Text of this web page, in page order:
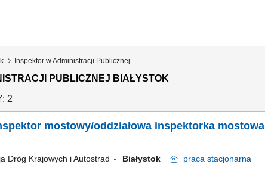
Inspektor w Administracji Publicznej
PUBLICZNEJ BIAŁYSTOK
2
mostowy/oddziałowa inspektorka mostowa
Dróg Krajowych i Autostrad Białystok praca stacjonarna